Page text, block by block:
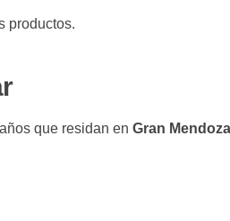
productos.
que residan en Gran